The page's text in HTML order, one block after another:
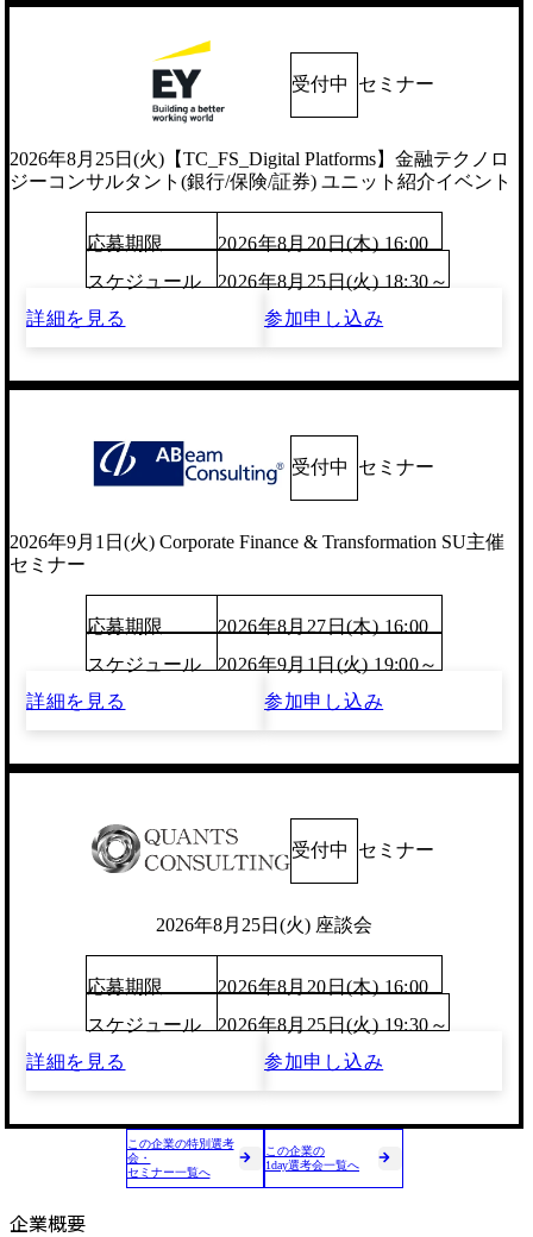
受付中 セミナー
2026年8月25日(火)【TC_FS_Digital Platforms】金融テクノロ
ジーコンサルタント(銀行/保険/証券) ユニット紹介イベント
応募期限
2026年8月20日(木) 16:00
スケジュール
2026年8月25日(火) 18:30～
詳細を見る
参加申し込み
受付中 セミナー
2026年9月1日(火) Corporate Finance & Transformation SU主催
セミナー
応募期限
2026年8月27日(木) 16:00
スケジュール
2026年9月1日(火) 19:00～
詳細を見る
参加申し込み
受付中 セミナー
2026年8月25日(火) 座談会
応募期限
2026年8月20日(木) 16:00
スケジュール
2026年8月25日(火) 19:30～
詳細を見る
参加申し込み
この企業の特別選考
会・
セミナー一覧へ
この企業の
1day選考会一覧へ
企業概要